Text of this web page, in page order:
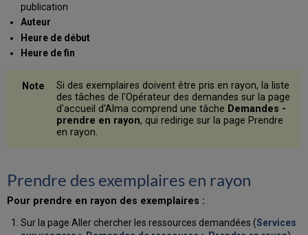
publication
Auteur
Heure de début
Heure de fin
Si des exemplaires doivent être pris en rayon, la liste
des tâches de l'Opérateur des demandes sur la page
d'accueil d'Alma comprend une tâche Demandes -
prendre en rayon, qui redirige sur la page Prendre
en rayon.
Prendre des exemplaires en rayon
Pour prendre en rayon des exemplaires :
Sur la page Aller chercher les ressources demandées (Services